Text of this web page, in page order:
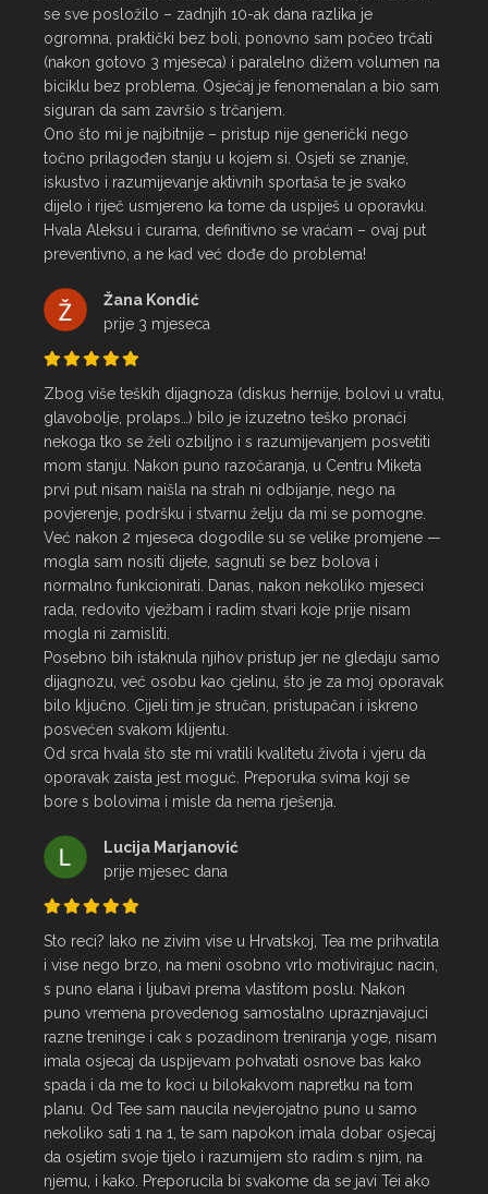
se sve posložilo – zadnjih 10-ak dana razlika je
ogromna, praktički bez boli, ponovno sam počeo trčati
(nakon gotovo 3 mjeseca) i paralelno dižem volumen na
biciklu bez problema. Osjećaj je fenomenalan a bio sam
siguran da sam završio s trčanjem.
Ono što mi je najbitnije – pristup nije generički nego
točno prilagođen stanju u kojem si. Osjeti se znanje,
iskustvo i razumijevanje aktivnih sportaša te je svako
dijelo i riječ usmjereno ka tome da uspiješ u oporavku.
Hvala Aleksu i curama, definitivno se vraćam – ovaj put
preventivno, a ne kad već dođe do problema!
Žana Kondić
prije 3 mjeseca
Zbog više teških dijagnoza (diskus hernije, bolovi u vratu,
glavobolje, prolaps…) bilo je izuzetno teško pronaći
nekoga tko se želi ozbiljno i s razumijevanjem posvetiti
mom stanju. Nakon puno razočaranja, u Centru Miketa
prvi put nisam naišla na strah ni odbijanje, nego na
povjerenje, podršku i stvarnu želju da mi se pomogne.
Već nakon 2 mjeseca dogodile su se velike promjene —
mogla sam nositi dijete, sagnuti se bez bolova i
normalno funkcionirati. Danas, nakon nekoliko mjeseci
rada, redovito vježbam i radim stvari koje prije nisam
mogla ni zamisliti.
Posebno bih istaknula njihov pristup jer ne gledaju samo
dijagnozu, već osobu kao cjelinu, što je za moj oporavak
bilo ključno. Cijeli tim je stručan, pristupačan i iskreno
posvećen svakom klijentu.
Od srca hvala što ste mi vratili kvalitetu života i vjeru da
oporavak zaista jest moguć. Preporuka svima koji se
bore s bolovima i misle da nema rješenja.
Lucija Marjanović
prije mjesec dana
Sto reci? Iako ne zivim vise u Hrvatskoj, Tea me prihvatila
i vise nego brzo, na meni osobno vrlo motivirajuc nacin,
s puno elana i ljubavi prema vlastitom poslu. Nakon
puno vremena provedenog samostalno upraznjavajuci
razne treninge i cak s pozadinom treniranja yoge, nisam
imala osjecaj da uspijevam pohvatati osnove bas kako
spada i da me to koci u bilokakvom napretku na tom
planu. Od Tee sam naucila nevjerojatno puno u samo
nekoliko sati 1 na 1, te sam napokon imala dobar osjecaj
da osjetim svoje tijelo i razumijem sto radim s njim, na
njemu, i kako. Preporucila bi svakome da se javi Tei ako